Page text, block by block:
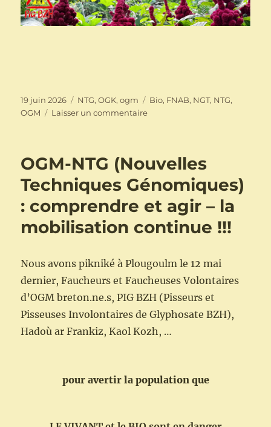
Publié
le
19 juin 2026 Catégories
NTG,OGK,ogm Étiquettes
Bio, FNAB, NGT, NTG,
OGM
Laisser un commentairesur
sauf
BIO
:
communiqué
de
la
FNAB
Nationale
d’Agriculture
Biologique)
OGM-NTG (Nouvelles
Techniques Génomiques)
: comprendre et agir – la
mobilisation continue !!!
Nous avons pikniké à Plougoulm le 12 mai
dernier, Faucheurs et Faucheuses Volontaires
d’OGM breton.ne.s, PIG BZH (Pisseurs et
Pisseuses Involontaires de Glyphosate BZH),
Hadoù ar Frankiz, Kaol Kozh, …
pour avertir la population que